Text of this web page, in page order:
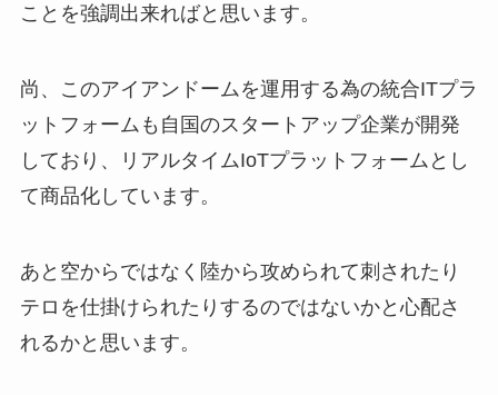
ことを強調出来ればと思います。
尚、このアイアンドームを運用する為の統合ITプラ
ットフォームも自国のスタートアップ企業が開発
しており、リアルタイムIoTプラットフォームとし
て商品化しています。
あと空からではなく陸から攻められて刺されたり
テロを仕掛けられたりするのではないかと心配さ
れるかと思います。